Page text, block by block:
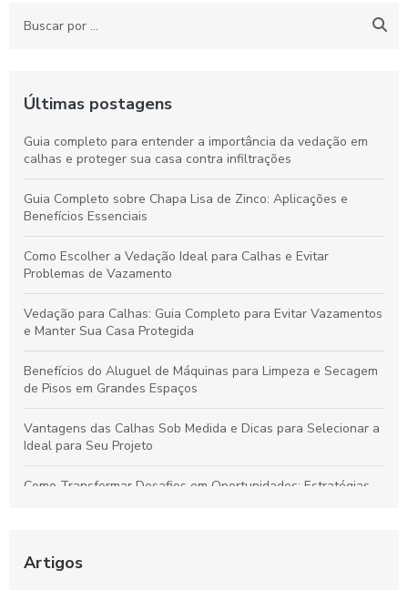
Últimas postagens
Guia completo para entender a importância da vedação em
calhas e proteger sua casa contra infiltrações
Guia Completo sobre Chapa Lisa de Zinco: Aplicações e
Benefícios Essenciais
Como Escolher a Vedação Ideal para Calhas e Evitar
Problemas de Vazamento
Vedação para Calhas: Guia Completo para Evitar Vazamentos
e Manter Sua Casa Protegida
Benefícios do Aluguel de Máquinas para Limpeza e Secagem
de Pisos em Grandes Espaços
Vantagens das Calhas Sob Medida e Dicas para Selecionar a
Ideal para Seu Projeto
Como Transformar Desafios em Oportunidades: Estratégias
de Forma Eficiente
Artigos